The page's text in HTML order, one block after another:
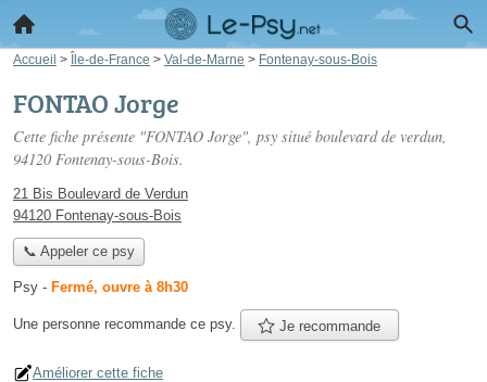
Accueil > Île-de-France > Val-de-Marne > Fontenay-sous-Bois
FONTAO Jorge
Cette fiche présente "FONTAO Jorge", psy situé boulevard de verdun,
94120 Fontenay-sous-Bois.
21 Bis Boulevard de Verdun
94120 Fontenay-sous-Bois
📞 Appeler ce psy
Psy - Fermé, ouvre à 8h30
Une personne recommande ce psy. Je recommande
Améliorer cette fiche